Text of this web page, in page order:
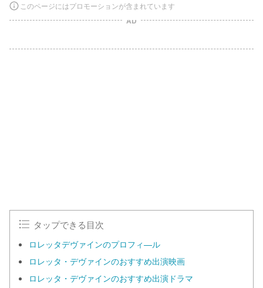
このページにはプロモーションが含まれています
AD
タップできる目次
ロレッタデヴァインのプロフィ—ル
ロレッタ・デヴァインのおすすめ出演映画
ロレッタ・デヴァインのおすすめ出演ドラマ